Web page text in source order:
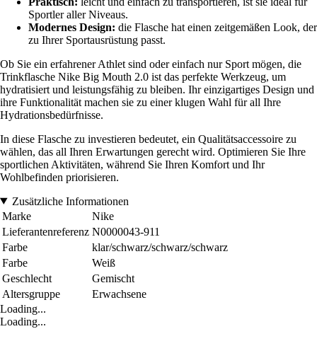
Sportler aller Niveaus.
Modernes Design: die Flasche hat einen zeitgemäßen Look, der
zu Ihrer Sportausrüstung passt.
Ob Sie ein erfahrener Athlet sind oder einfach nur Sport mögen, die
Trinkflasche Nike Big Mouth 2.0 ist das perfekte Werkzeug, um
hydratisiert und leistungsfähig zu bleiben. Ihr einzigartiges Design und
ihre Funktionalität machen sie zu einer klugen Wahl für all Ihre
Hydrationsbedürfnisse.
In diese Flasche zu investieren bedeutet, ein Qualitätsaccessoire zu
wählen, das all Ihren Erwartungen gerecht wird. Optimieren Sie Ihre
sportlichen Aktivitäten, während Sie Ihren Komfort und Ihr
Wohlbefinden priorisieren.
Zusätzliche Informationen
Marke
Nike
Lieferantenreferenz N0000043-911
Farbe
klar/schwarz/schwarz/schwarz
Farbe
Weiß
Geschlecht
Gemischt
Altersgruppe
Erwachsene
Loading...
Loading...